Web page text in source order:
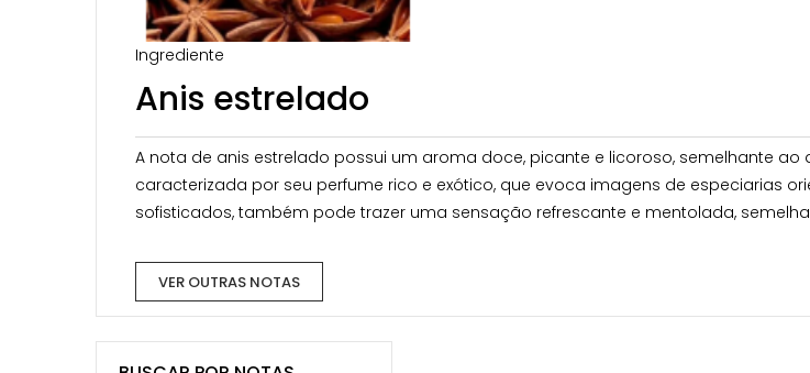
Ingrediente
Anis estrelado
A nota de anis estrelado possui um aroma doce, picante e licoroso, semelhante ao
caracterizada por seu perfume rico e exótico, que evoca imagens de especiarias
sofisticados, também pode trazer uma sensação refrescante e mentolada,
VER OUTRAS NOTAS